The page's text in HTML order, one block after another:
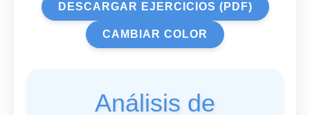
DESCARGAR EJERCICIOS (PDF)
CAMBIAR COLOR
Análisis de